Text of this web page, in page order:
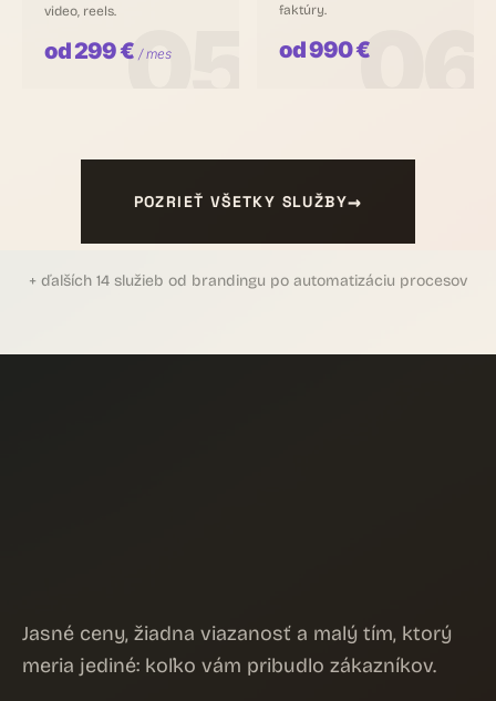
05
video, reels.
od 299 € / mes 06
faktúry.
od 990 €
POZRIEŤ VŠETKY SLUŽBY→
+ ďalších 14 služieb od brandingu po automatizáciu procesov
Malý tím.Veľké
výsledky.
Jasné ceny, žiadna viazanosť a malý tím, ktorý
meria jediné: koľko vám pribudlo zákazníkov.